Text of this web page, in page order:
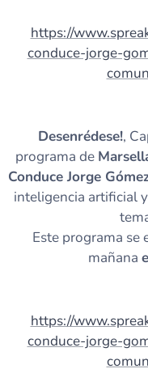
https://
conduce-jorge-
Desenrédese!,
programa de
Conduce Jorge
inteligencia artificial
Este programa se
mañana
https://
conduce-jorge-